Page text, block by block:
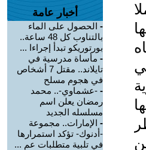
أخبار عامة
- الحصول على الماء
بالتناوب كل 48 ساعة..
بورتوريكو تبدأ إجراءا ...
- مأساة مدرسية في
تايلاند.. مقتل 7 أشخاص
في هجوم مسلح
- -عشماوي-.. محمد
رمضان يعلن اسم
مسلسله الجديد
- الإمارات.. مجموعة
-أدنوك- تؤكد استمرارها
في تلبية متطلبات عم ...